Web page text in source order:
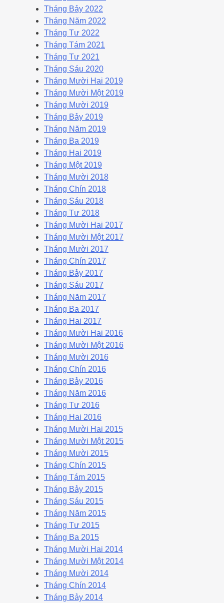
Tháng Bảy 2022
Tháng Năm 2022
Tháng Tư 2022
Tháng Tám 2021
Tháng Tư 2021
Tháng Sáu 2020
Tháng Mười Hai 2019
Tháng Mười Một 2019
Tháng Mười 2019
Tháng Bảy 2019
Tháng Năm 2019
Tháng Ba 2019
Tháng Hai 2019
Tháng Một 2019
Tháng Mười 2018
Tháng Chín 2018
Tháng Sáu 2018
Tháng Tư 2018
Tháng Mười Hai 2017
Tháng Mười Một 2017
Tháng Mười 2017
Tháng Chín 2017
Tháng Bảy 2017
Tháng Sáu 2017
Tháng Năm 2017
Tháng Ba 2017
Tháng Hai 2017
Tháng Mười Hai 2016
Tháng Mười Một 2016
Tháng Mười 2016
Tháng Chín 2016
Tháng Bảy 2016
Tháng Năm 2016
Tháng Tư 2016
Tháng Hai 2016
Tháng Mười Hai 2015
Tháng Mười Một 2015
Tháng Mười 2015
Tháng Chín 2015
Tháng Tám 2015
Tháng Bảy 2015
Tháng Sáu 2015
Tháng Năm 2015
Tháng Tư 2015
Tháng Ba 2015
Tháng Mười Hai 2014
Tháng Mười Một 2014
Tháng Mười 2014
Tháng Chín 2014
Tháng Bảy 2014